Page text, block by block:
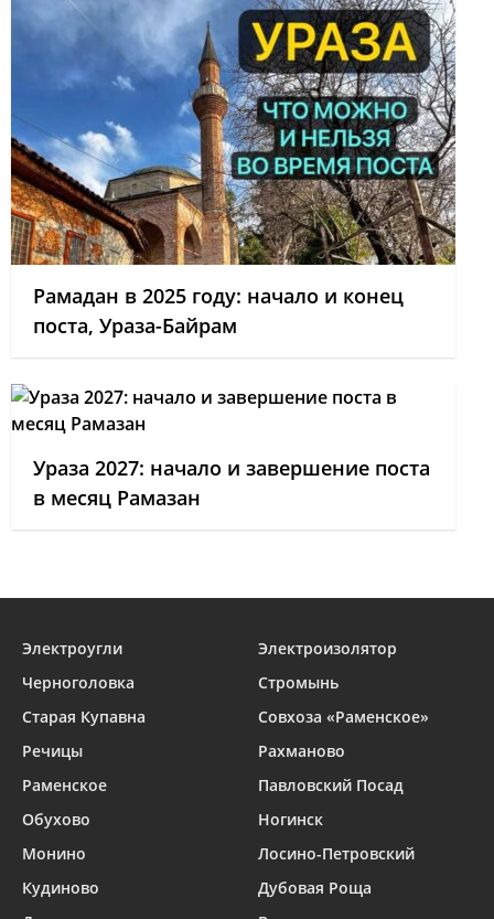
Рамадан в 2025 году: начало и конец
поста, Ураза-Байрам
Ураза 2027: начало и завершение поста
в месяц Рамазан
Электроугли
Электроизолятор
Черноголовка
Стромынь
Старая Купавна
Совхоза «Раменское»
Речицы
Рахманово
Раменское
Павловский Посад
Обухово
Ногинск
Монино
Лосино-Петровский
Кудиново
Дубовая Роща